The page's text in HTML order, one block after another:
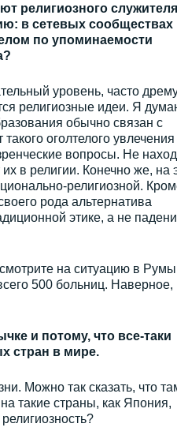
религиозного
в сетевых сообществах
по упоминаемости
уровень, часто
религиозные идеи. Я
обычно связан с
оголтелого
вопросы. Не
в религии. Конечно же, на
религиозной.
рода альтернатива
этике, а не
на ситуацию в
500 больниц. Наверное,
и потому, что все-таки
стран в мире.
Можно так сказать, что
такие страны, как Япония,